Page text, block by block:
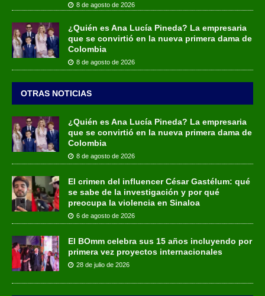
8 de agosto de 2026
¿Quién es Ana Lucía Pineda? La empresaria
que se convirtió en la nueva primera dama de
Colombia
8 de agosto de 2026
OTRAS NOTICIAS
¿Quién es Ana Lucía Pineda? La empresaria
que se convirtió en la nueva primera dama de
Colombia
8 de agosto de 2026
El crimen del influencer César Gastélum: qué
se sabe de la investigación y por qué
preocupa la violencia en Sinaloa
6 de agosto de 2026
El BOmm celebra sus 15 años incluyendo por
primera vez proyectos internacionales
28 de julio de 2026